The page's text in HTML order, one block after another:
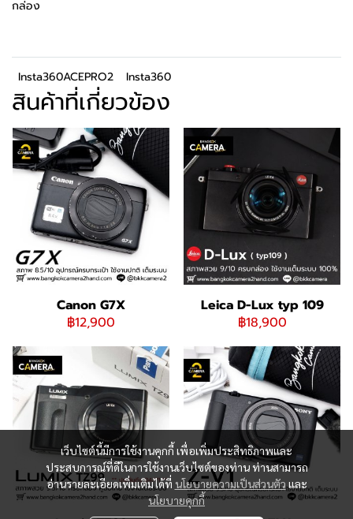
กล่อง
Insta360ACEPRO2 Insta360
สินค้าที่เกี่ยวข้อง
Canon G7X
฿12,900
Leica D-Lux typ 109
฿18,900
เว็บไซต์นี้มีการใช้งานคุกกี้ เพื่อเพิ่มประสิทธิภาพและ
ประสบการณ์ที่ดีในการใช้งานเว็บไซต์ของท่าน ท่านสามารถ
อ่านรายละเอียดเพิ่มเติมได้ที่ นโยบายความเป็นส่วนตัว และ
นโยบายคุกกี้